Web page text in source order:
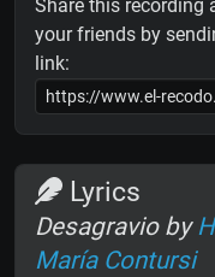
Share this recording
your friends by
link:
Lyrics
Desagravio by
María Contursi